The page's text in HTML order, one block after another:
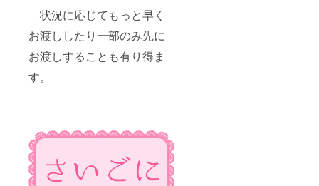
状況に応じてもっと早く
お渡ししたり一部のみ先に
お渡しすることも有り得ま
す。